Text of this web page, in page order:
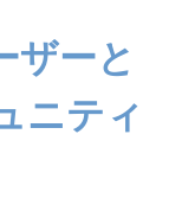
ーと
ニティ